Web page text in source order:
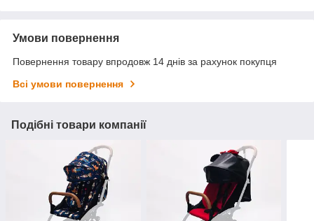
Умови повернення
Повернення товару впродовж 14 днів за рахунок покупця
Всі умови повернення
Подібні товари компанії